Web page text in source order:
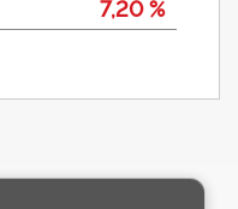
7,20 %